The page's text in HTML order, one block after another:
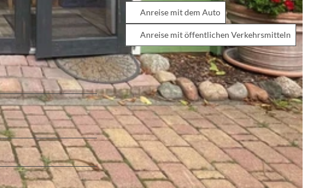
Anreise mit dem Auto
Anreise mit öffentlichen Verkehrsmitteln